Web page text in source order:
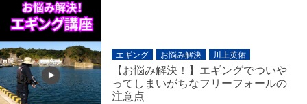
エギング お悩み解決 川上英佑
【お悩み解決！】エギングでついや
ってしまいがちなフリーフォールの
注意点